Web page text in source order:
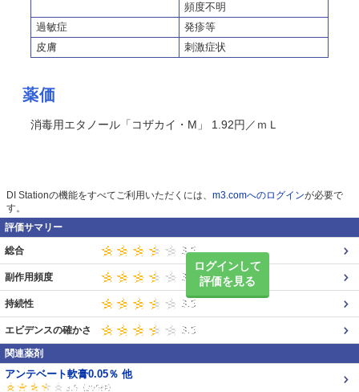
頻度不明
過敏症
発疹等
皮膚
刺激症状
薬価
消毒用エタノール「コザカイ・M」 1.92円／ｍＬ
DI Stationの機能をすべてご利用いただくには、 m3.comへのログインが必要で
す。
評価サマリー
ログインして
評価を見る
総合
副作用頻度
持続性
エビデンスの確かさ
関連薬剤
アンテベート軟膏0.05％ 他